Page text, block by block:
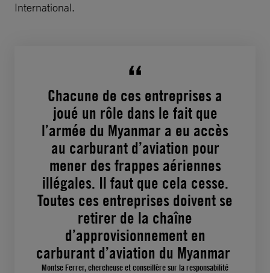
International.
Chacune de ces entreprises a
joué un rôle dans le fait que
l’armée du Myanmar a eu accès
au carburant d’aviation pour
mener des frappes aériennes
illégales. Il faut que cela cesse.
Toutes ces entreprises doivent se
retirer de la chaîne
d’approvisionnement en
carburant d’aviation du Myanmar
Montse Ferrer, chercheuse et conseillère sur la responsabilité